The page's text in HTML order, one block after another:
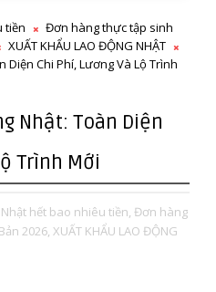
tiền
Đơn hàng thực tập sinh
XUẤT KHẨU LAO ĐỘNG NHẬT
Diện Chi Phí, Lương Và Lộ Trình
Nhật: Toàn Diện
Trình Mới
hết bao nhiêu tiền, Đơn hàng
2026, XUẤT KHẨU LAO ĐỘNG